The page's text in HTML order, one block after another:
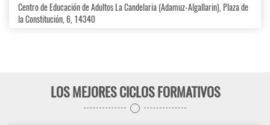
Centro de Educación de Adultos La Candelaria (Adamuz-Algallarin), Plaza de
la Constitución, 6, 14340
LOS MEJORES CICLOS FORMATIVOS